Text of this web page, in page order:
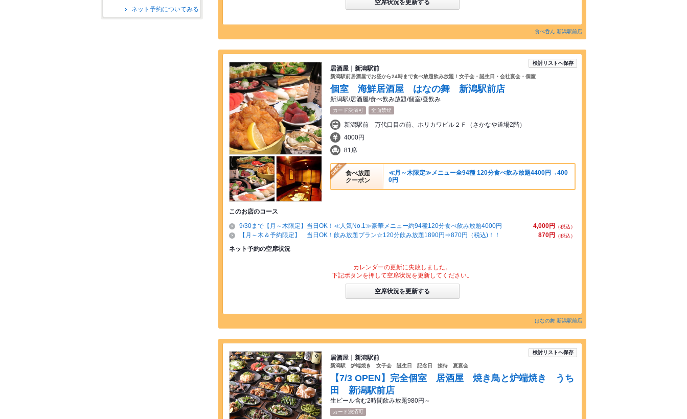
ネット予約についてみる
空席状況を更新する
食べ呑ん 新潟駅前店
検討リストへ保存
居酒屋｜新潟駅前
新潟駅前居酒屋でお昼から24時まで食べ放題飲み放題！女子会・誕生日・会社宴会・個室
個室 海鮮居酒屋 はなの舞 新潟駅前店
新潟駅/居酒屋/食べ飲み放題/個室/昼飲み
カード決済可 全面禁煙
新潟駅前 万代口目の前、ホリカワビル２Ｆ（さかなや道場2階）
4000円
81席
食べ放題
クーポン
≪月～木限定≫メニュー全94種 120分食べ飲み放題4400円→400
0円
このお店のコース
4,000円
（税込）
9/30まで【月～木限定】当日OK！≪人気No.1≫豪華メニュー約94種120分食べ飲み放題4000円
870円
（税込）
【月～木＆予約限定】 当日OK！飲み放題プラン☆120分飲み放題1890円⇒870円（税込)！！
ネット予約の空席状況
カレンダーの更新に失敗しました。
下記ボタンを押して空席状況を更新してください。
空席状況を更新する
はなの舞 新潟駅前店
検討リストへ保存
居酒屋｜新潟駅前
新潟駅 炉端焼き 女子会 誕生日 記念日 接待 夏宴会
【7/3 OPEN】完全個室 居酒屋 焼き鳥と炉端焼き うち
田 新潟駅前店
生ビール含む2時間飲み放題980円～
カード決済可